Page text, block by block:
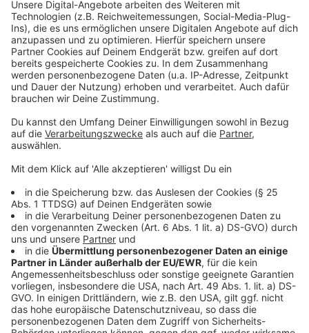
den Urlaub fährt, sollte auch im Ausland mit
verstärkten Geschwindigkeitskontrollen rechnen.
Anzeige
Weitere Infos und Links zum Thema
Anzeige
Was für und gegen diese Aktionswoche spricht
Was kostet es zu schnell zu fahren
Mehr Verkehrsunfälle in Düsseldorf
Anzeige